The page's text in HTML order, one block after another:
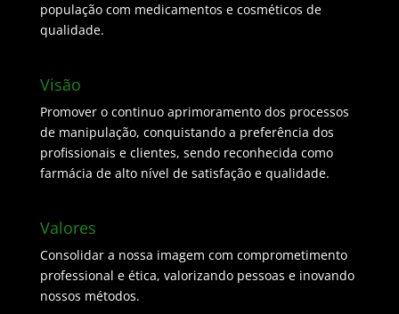
população com medicamentos e cosméticos de
qualidade.
Visão
Promover o continuo aprimoramento dos processos
de manipulação, conquistando a preferência dos
profissionais e clientes, sendo reconhecida como
farmácia de alto nível de satisfação e qualidade.
Valores
Consolidar a nossa imagem com comprometimento
professional e ética, valorizando pessoas e inovando
nossos métodos.